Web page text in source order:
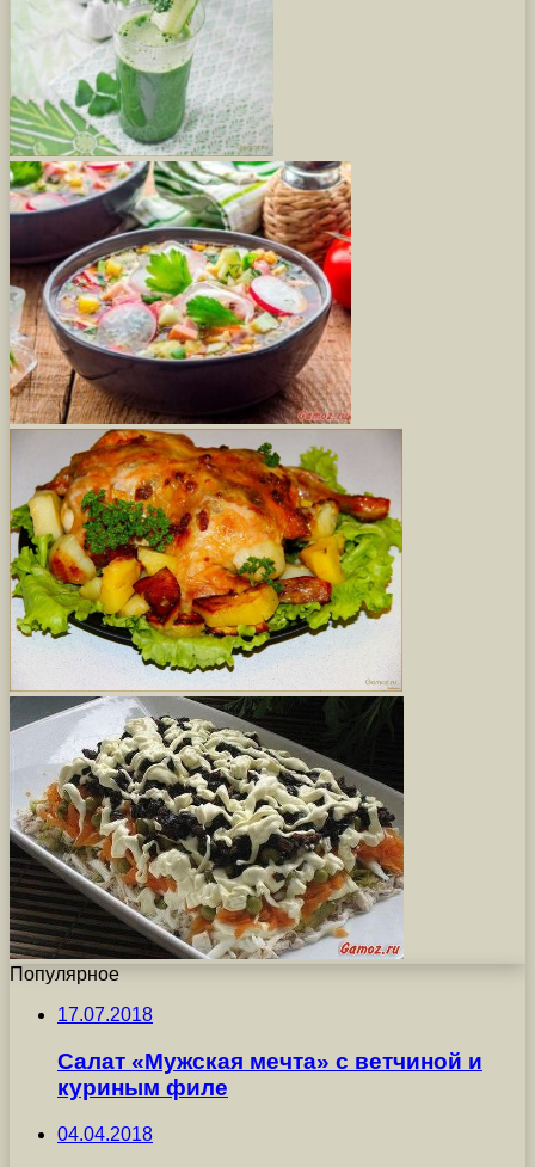
Популярное
17.07.2018
Салат «Мужская мечта» с ветчиной и
куриным филе
04.04.2018